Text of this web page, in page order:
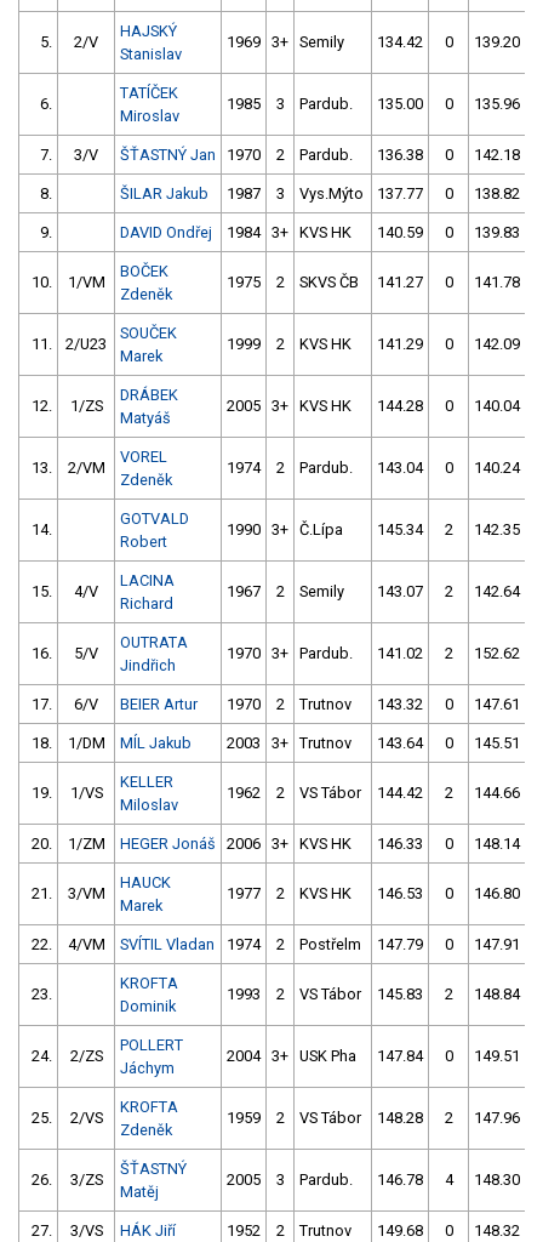
5. 2/V
HAJSKÝ
Stanislav
1969 3+ Semily 134.42 0 139.20
6.
TATÍČEK
Miroslav
1985 3 Pardub. 135.00 0 135.96
7. 3/V ŠŤASTNÝ Jan 1970 2 Pardub. 136.38 0 142.18
8. ŠILAR Jakub 1987 3 Vys.Mýto 137.77 0 138.82
9. DAVID Ondřej 1984 3+ KVS HK 140.59 0 139.83
10. 1/VM
BOČEK
Zdeněk
1975 2 SKVS ČB 141.27 0 141.78
11. 2/U23
SOUČEK
Marek
1999 2 KVS HK 141.29 0 142.09
12. 1/ZS
DRÁBEK
Matyáš
2005 3+ KVS HK 144.28 0 140.04
13. 2/VM
VOREL
Zdeněk
1974 2 Pardub. 143.04 0 140.24
14.
GOTVALD
Robert
1990 3+ Č.Lípa 145.34 2 142.35
15. 4/V
LACINA
Richard
1967 2 Semily 143.07 2 142.64
16. 5/V
OUTRATA
Jindřich
1970 3+ Pardub. 141.02 2 152.62
17. 6/V BEIER Artur 1970 2 Trutnov 143.32 0 147.61
18. 1/DM MÍL Jakub 2003 3+ Trutnov 143.64 0 145.51
19. 1/VS
KELLER
Miloslav
1962 2 VS Tábor 144.42 2 144.66
20. 1/ZM HEGER Jonáš 2006 3+ KVS HK 146.33 0 148.14
21. 3/VM
HAUCK
Marek
1977 2 KVS HK 146.53 0 146.80
22. 4/VM SVÍTIL Vladan 1974 2 Postřelm 147.79 0 147.91
23.
KROFTA
Dominik
1993 2 VS Tábor 145.83 2 148.84
24. 2/ZS
POLLERT
Jáchym
2004 3+ USK Pha 147.84 0 149.51
25. 2/VS
KROFTA
Zdeněk
1959 2 VS Tábor 148.28 2 147.96
26. 3/ZS
ŠŤASTNÝ
Matěj
2005 3 Pardub. 146.78 4 148.30
27. 3/VS HÁK Jiří 1952 2 Trutnov 149.68 0 148.32